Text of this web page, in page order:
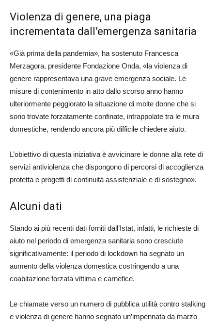
Violenza di genere, una piaga
incrementata dall’emergenza sanitaria
«Già prima della pandemia», ha sostenuto Francesca
Merzagora, presidente Fondazione Onda, «la violenza di
genere rappresentava una grave emergenza sociale. Le
misure di contenimento in atto dallo scorso anno hanno
ulteriormente peggiorato la situazione di molte donne che si
sono trovate forzatamente confinate, intrappolate tra le mura
domestiche, rendendo ancora più difficile chiedere aiuto.
L’obiettivo di questa iniziativa è avvicinare le donne alla rete di
servizi antiviolenza che dispongono di percorsi di accoglienza
protetta e progetti di continuità assistenziale e di sostegno».
Alcuni dati
Stando ai più recenti dati forniti dall’Istat, infatti, le richieste di
aiuto nel periodo di emergenza sanitaria sono cresciute
significativamente: il periodo di lockdown ha segnato un
aumento della violenza domestica costringendo a una
coabitazione forzata vittima e carnefice.
Le chiamate verso un numero di pubblica utilità contro stalking
e violenza di genere hanno segnato un’impennata da marzo